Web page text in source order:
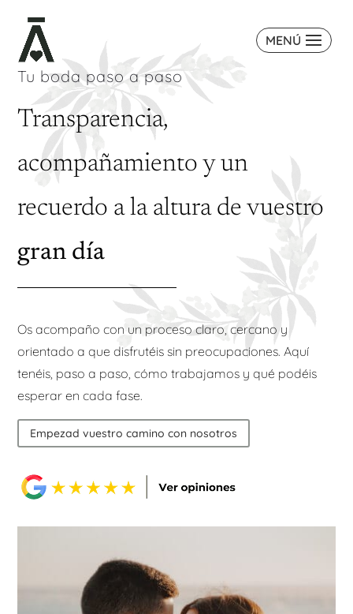
MENÚ
Tu boda paso a paso
Transparencia,
acompañamiento y un
recuerdo a la altura de vuestro
gran día
Os acompaño con un proceso claro, cercano y
orientado a que disfrutéis sin preocupaciones. Aquí
tenéis, paso a paso, cómo trabajamos y qué podéis
esperar en cada fase.
Empezad vuestro camino con nosotros